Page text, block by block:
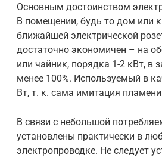
Основным достоинством
В помещении, будь то дом или
ближайшей электрической
достаточно экономичен – на
или чайник, порядка 1-2 кВт, в
менее 100%. Используемый в
Вт, т. к. сама имитация
В связи с небольшой
установлены практически в
электропроводке. Не следует